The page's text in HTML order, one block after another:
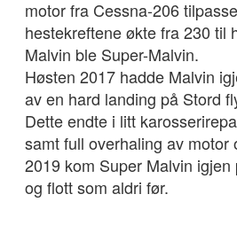
motor fra Cessna-206
hestekreftene økte fra 230 til
Malvin ble Super-Malvin.
Høsten 2017 hadde Malvin
av en hard landing på Stord
Dette endte i litt
samt full overhaling av motor
2019 kom Super Malvin
og flott som aldri før.